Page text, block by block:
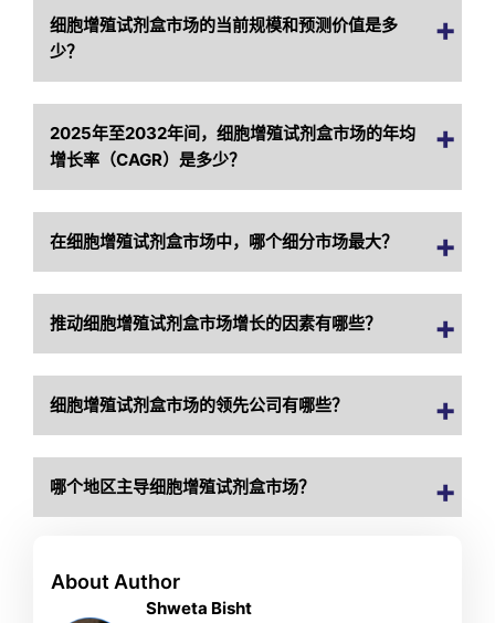
细胞增殖试剂盒市场的当前规模和预测价值是多
少？
2025年至2032年间，细胞增殖试剂盒市场的年均
增长率（CAGR）是多少？
在细胞增殖试剂盒市场中，哪个细分市场最大？
推动细胞增殖试剂盒市场增长的因素有哪些？
细胞增殖试剂盒市场的领先公司有哪些？
哪个地区主导细胞增殖试剂盒市场？
About Author
Shweta Bisht